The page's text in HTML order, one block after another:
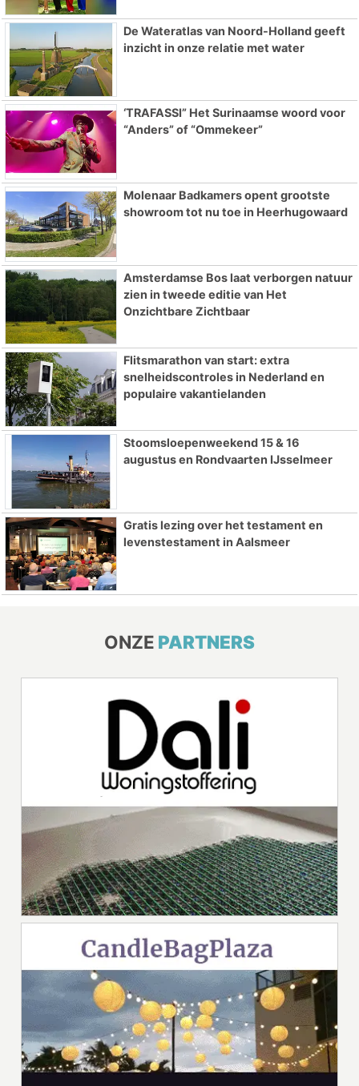
De Wateratlas van Noord-Holland geeft
inzicht in onze relatie met water
‘TRAFASSI” Het Surinaamse woord voor
“Anders” of “Ommekeer”
Molenaar Badkamers opent grootste
showroom tot nu toe in Heerhugowaard
Amsterdamse Bos laat verborgen natuur
zien in tweede editie van Het
Onzichtbare Zichtbaar
Flitsmarathon van start: extra
snelheidscontroles in Nederland en
populaire vakantielanden
Stoomsloepenweekend 15 & 16
augustus en Rondvaarten IJsselmeer
Gratis lezing over het testament en
levenstestament in Aalsmeer
ONZE PARTNERS